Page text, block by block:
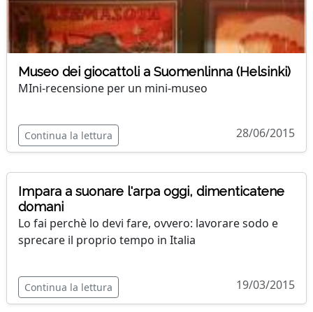
Museo dei giocattoli a Suomenlinna (Helsinki)
MIni-recensione per un mini-museo
Continua la lettura 28/06/2015
Impara a suonare l'arpa oggi, dimenticatene
domani
Lo fai perchè lo devi fare, ovvero: lavorare sodo e
sprecare il proprio tempo in Italia
Continua la lettura 19/03/2015